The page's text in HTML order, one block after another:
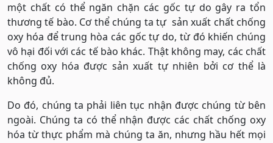
một chất có thể ngăn chặn các gốc tự do gây ra tổn
thương tế bào. Cơ thể chúng ta tự sản xuất chất chống
oxy hóa để trung hòa các gốc tự do, từ đó khiến chúng
vô hại đối với các tế bào khác. Thật không may, các chất
chống oxy hóa được sản xuất tự nhiên bởi cơ thể là
không đủ.
Do đó, chúng ta phải liên tục nhận được chúng từ bên
ngoài. Chúng ta có thể nhận được các chất chống oxy
hóa từ thực phẩm mà chúng ta ăn, nhưng hầu hết mọi